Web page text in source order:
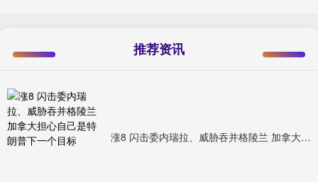
推荐资讯
涨8 闪击委内瑞拉、威胁吞并格陵兰 加拿大担心自己是特朗普下一个目标